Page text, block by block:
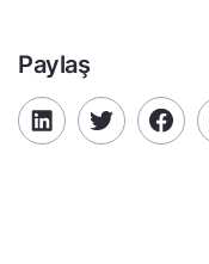
Paylaş